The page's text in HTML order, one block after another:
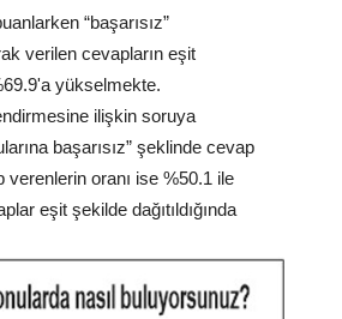
“başarısız”
verilen cevapların eşit
yükselmekte.
ilişkin soruya
başarısız” şeklinde cevap
verenlerin oranı ise %50.1 ile
eşit şekilde dağıtıldığında